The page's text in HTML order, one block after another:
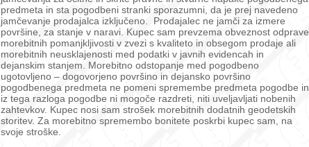
predmeta in sta pogodbeni stranki sporazumni, da je prej navedeno
jamčevanje prodajalca izključeno. Prodajalec ne jamči za izmere
površine, za stanje v naravi. Kupec sam prevzema obveznost odprave
morebitnih pomanjkljivosti v zvezi s kvaliteto in obsegom prodaje ali
morebitnih neusklajenosti med podatki v javnih evidencah in
dejanskim stanjem. Morebitno odstopanje med pogodbeno
ugotovljeno – dogovorjeno površino in dejansko površino
pogodbenega predmeta ne pomeni spremembe predmeta pogodbe in
iz tega razloga pogodbe ni mogoče razdreti, niti uveljavljati nobenih
zahtevkov. Kupec nosi sam strošek morebitnih dodatnih geodetskih
storitev. Za morebitno spremembo bonitete poskrbi kupec sam, na
svoje stroške.